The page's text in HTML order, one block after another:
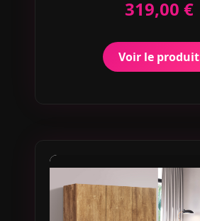
319,00 €
Voir le produit